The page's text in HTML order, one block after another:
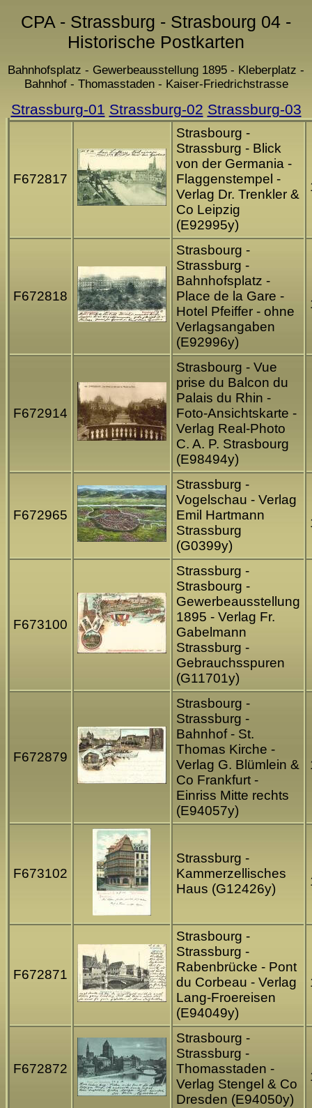
CPA - Strassburg - Strasbourg 04 -
Historische Postkarten
Bahnhofsplatz - Gewerbeausstellung 1895 - Kleberplatz -
Bahnhof - Thomasstaden - Kaiser-Friedrichstrasse
Strassburg-01 Strassburg-02 Strassburg-03
F672817
Strasbourg -
Strassburg - Blick
von der Germania -
Flaggenstempel -
Verlag Dr. Trenkler &
Co Leipzig
(E92995y)
F672818
Strasbourg -
Strassburg -
Bahnhofsplatz -
Place de la Gare -
Hotel Pfeiffer - ohne
Verlagsangaben
(E92996y)
F672914
Strasbourg - Vue
prise du Balcon du
Palais du Rhin -
Foto-Ansichtskarte -
Verlag Real-Photo
C. A. P. Strasbourg
(E98494y)
F672965
Strassburg -
Vogelschau - Verlag
Emil Hartmann
Strassburg
(G0399y)
F673100
Strassburg -
Strasbourg -
Gewerbeausstellung
1895 - Verlag Fr.
Gabelmann
Strassburg -
Gebrauchsspuren
(G11701y)
F672879
Strasbourg -
Strassburg -
Bahnhof - St.
Thomas Kirche -
Verlag G. Blümlein &
Co Frankfurt -
Einriss Mitte rechts
(E94057y)
F673102
Strassburg -
Kammerzellisches
Haus (G12426y)
F672871
Strasbourg -
Strassburg -
Rabenbrücke - Pont
du Corbeau - Verlag
Lang-Froereisen
(E94049y)
F672872
Strasbourg -
Strassburg -
Thomasstaden -
Verlag Stengel & Co
Dresden (E94050y)